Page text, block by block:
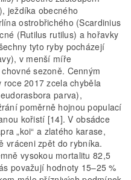
ježdíka obecného
ostrobřichého (Scardinius
(Rutilus rutilus) a hořavky
tyto ryby pocházejí
v menší míře
sezoně. Cenným
2017 zcela chyběla
parva),
poměrně hojnou populací
kořistí [14]. V obsádce
„koi“ a zlatého karase,
vráceni zpět do rybníka.
vysokou mortalitu 82,5
považují hodnoty 15–25 %